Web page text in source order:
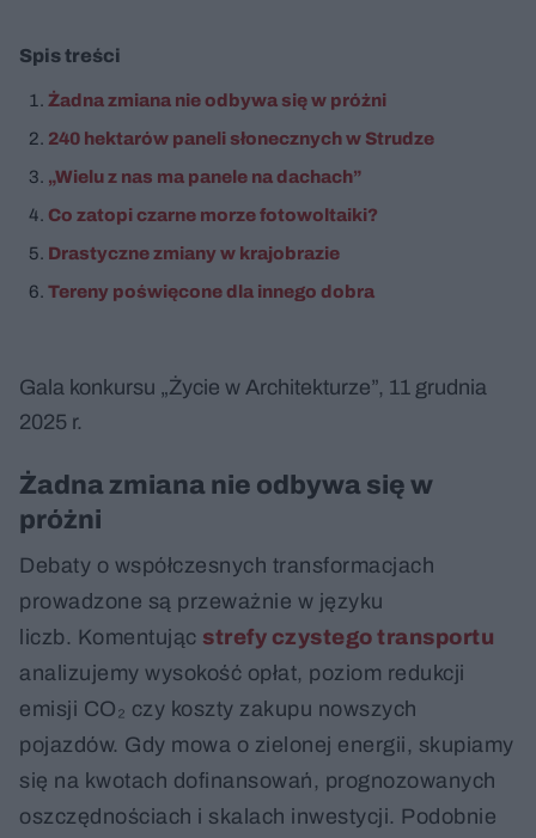
Spis treści
Żadna zmiana nie odbywa się w próżni
240 hektarów paneli słonecznych w Strudze
„Wielu z nas ma panele na dachach”
Co zatopi czarne morze fotowoltaiki?
Drastyczne zmiany w krajobrazie
Tereny poświęcone dla innego dobra
Gala konkursu „Życie w Architekturze”, 11 grudnia
2025 r.
Żadna zmiana nie odbywa się w
próżni
Debaty o współczesnych transformacjach
prowadzone są przeważnie w języku
liczb. Komentując strefy czystego transportu
analizujemy wysokość opłat, poziom redukcji
emisji CO₂ czy koszty zakupu nowszych
pojazdów. Gdy mowa o zielonej energii, skupiamy
się na kwotach dofinansowań, prognozowanych
oszczędnościach i skalach inwestycji. Podobnie